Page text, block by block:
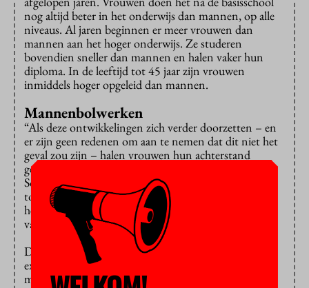
nog altijd beter in het onderwijs dan mannen, op alle
niveaus. Al jaren beginnen er meer vrouwen dan
mannen aan het hoger onderwijs. Ze studeren
bovendien sneller dan mannen en halen vaker hun
diploma. In de leeftijd tot 45 jaar zijn vrouwen
inmiddels hoger opgeleid dan mannen.
Mannenbolwerken
“Als deze ontwikkelingen zich verder doorzetten – en
er zijn geen redenen om aan te nemen dat dit niet het
geval zou zijn – halen vrouwen hun achterstand
geleidelijk over de generaties heen in”, schrijft het
Sociaal en Cultureel Planbureau, “en zal in de
toekomst het opleidingsniveau van vrouwen voor de
hele bevolking van 25 tot 65 jaar hoger zijn dan dat
van mannen.”
De technische studies krijgen in deze monitor altijd
extra aandacht, omdat dat traditioneel
mannenbolwerken zijn. Langzaamaan stijgt het